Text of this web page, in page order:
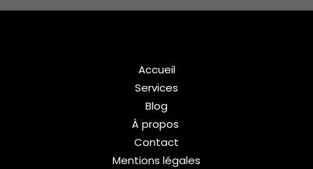
Accueil
Services
Blog
À propos
Contact
Mentions légales